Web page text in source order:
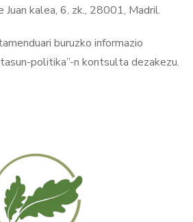
Juan kalea, 6. zk., 28001, Madril.
buruzko informazio
politika”-n kontsulta dezakezu.